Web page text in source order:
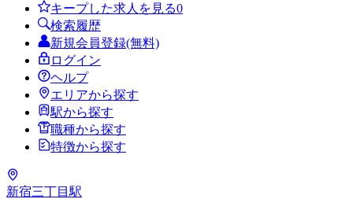
キープした求人を見る0
検索履歴
新規会員登録(無料)
ログイン
ヘルプ
エリアから探す
駅から探す
職種から探す
特徴から探す
新宿三丁目駅